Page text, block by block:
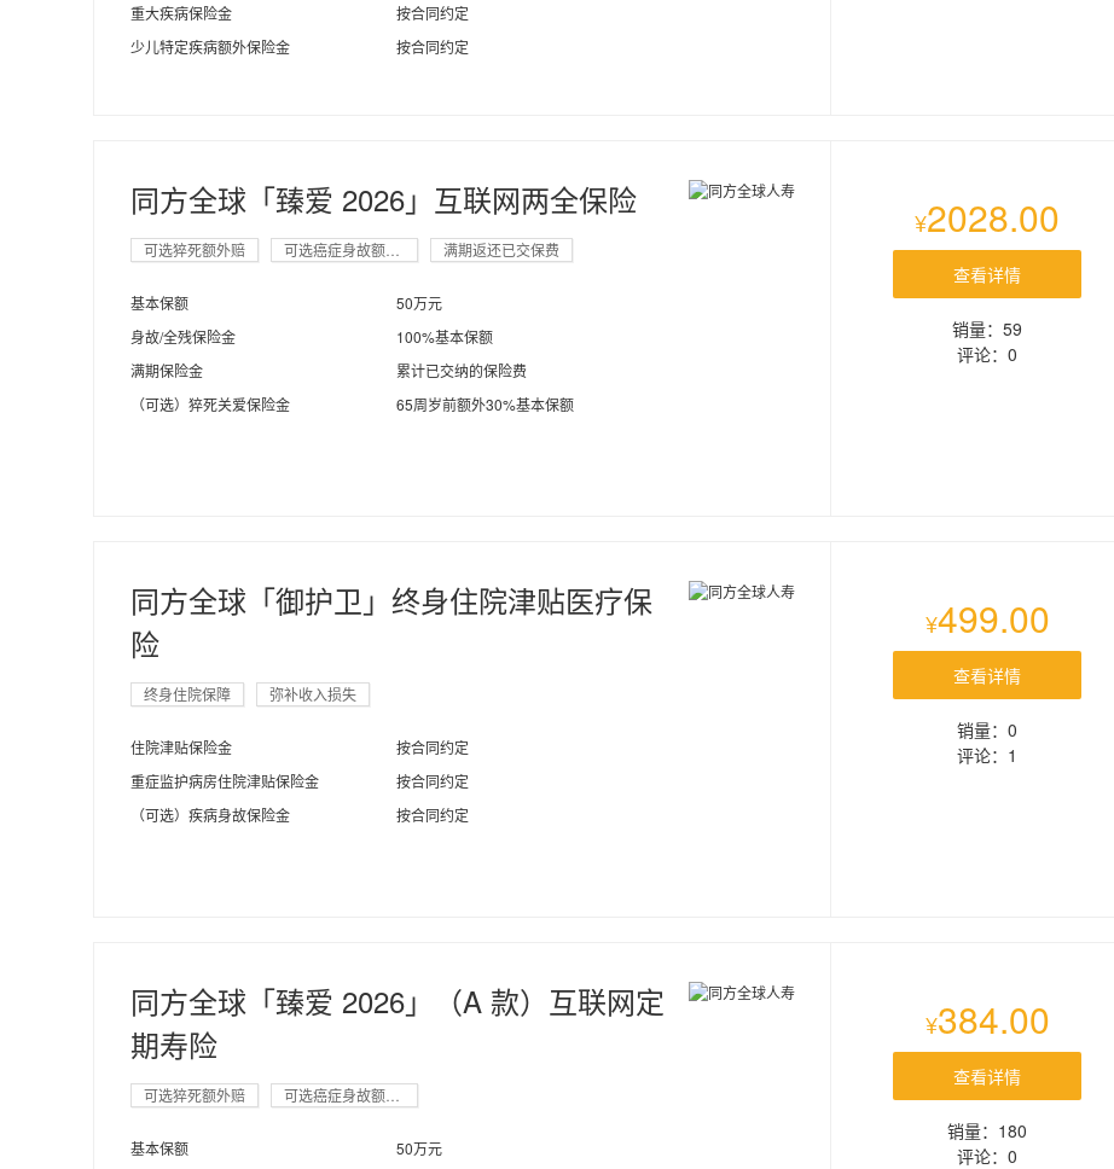
重大疾病保险金
按合同约定
少儿特定疾病额外保险金
按合同约定
同方全球「臻爱 2026」互联网两全保险
可选猝死额外赔 满期返还已交保费
基本保额
50万元
身故/全残保险金
100%基本保额
满期保险金
累计已交纳的保险费
（可选）猝死关爱保险金
65周岁前额外30%基本保额
¥2028.00
查看详情
销量：59
评论：0
同方全球「御护卫」终身住院津贴医疗保
险
终身住院保障 弥补收入损失
住院津贴保险金
按合同约定
重症监护病房住院津贴保险金
按合同约定
（可选）疾病身故保险金
按合同约定
¥499.00
查看详情
销量：0
评论：1
同方全球「臻爱 2026」（A 款）互联网定
期寿险
可选猝死额外赔
基本保额
50万元
¥384.00
查看详情
销量：180
评论：0